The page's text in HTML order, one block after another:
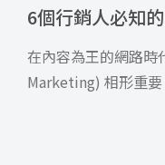
6個行銷人必知
在內容為王的網路
Marketing) 相形重